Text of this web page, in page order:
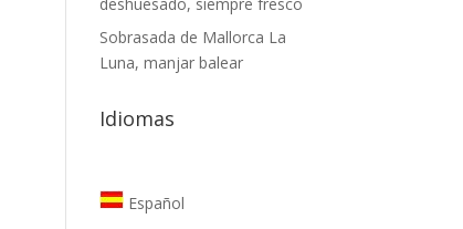
Sobrasada de Mallorca La
Luna, manjar balear
Idiomas
Español